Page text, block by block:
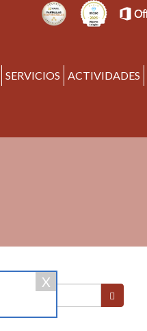
SERVICIOS ACTIVIDADES
X